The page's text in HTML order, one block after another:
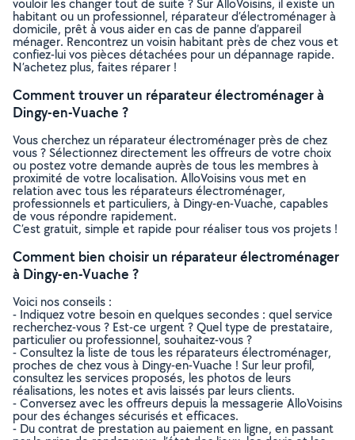
vouloir les changer tout de suite ? Sur AlloVoisins, il existe un
habitant ou un professionnel, réparateur d’électroménager à
domicile, prêt à vous aider en cas de panne d’appareil
ménager. Rencontrez un voisin habitant près de chez vous et
confiez-lui vos pièces détachées pour un dépannage rapide.
N’achetez plus, faites réparer !
Comment trouver un réparateur électroménager à
Dingy-en-Vuache ?
Vous cherchez un réparateur électroménager près de chez
vous ? Sélectionnez directement les offreurs de votre choix
ou postez votre demande auprès de tous les membres à
proximité de votre localisation. AlloVoisins vous met en
relation avec tous les réparateurs électroménager,
professionnels et particuliers, à Dingy-en-Vuache, capables
de vous répondre rapidement.
C’est gratuit, simple et rapide pour réaliser tous vos projets !
Comment bien choisir un réparateur électroménager
à Dingy-en-Vuache ?
Voici nos conseils :
- Indiquez votre besoin en quelques secondes : quel service
recherchez-vous ? Est-ce urgent ? Quel type de prestataire,
particulier ou professionnel, souhaitez-vous ?
- Consultez la liste de tous les réparateurs électroménager,
proches de chez vous à Dingy-en-Vuache ! Sur leur profil,
consultez les services proposés, les photos de leurs
réalisations, les notes et avis laissés par leurs clients.
- Conversez avec les offreurs depuis la messagerie AlloVoisins
pour des échanges sécurisés et efficaces.
- Du contrat de prestation au paiement en ligne, en passant